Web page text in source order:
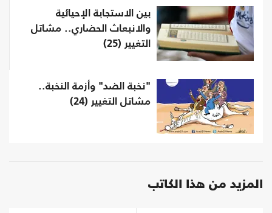
بين الاستجابة الإحيائية
والانبعاث الحضاري.. مشاتل
التغيير (25)
"نخبة الضد" وأزمة النخبة..
مشاتل التغيير (24)
المزيد من هذا الكاتب